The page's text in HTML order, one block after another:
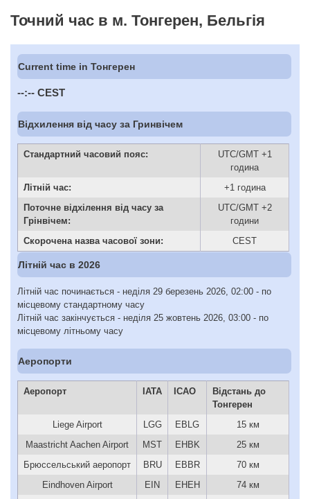
Точний час в м. Тонгерен, Бельгія
Current time in Тонгерен
--:-- CEST
Відхилення від часу за Гринвічем
Стандартний часовий пояс:
UTC/GMT +1
година
Літній час:
+1 година
Поточне відхілення від часу за
Грінвічем:
UTC/GMT +2
години
Скорочена назва часової зони:
CEST
Літній час в 2026
Літній час починається - неділя 29 березень 2026, 02:00 - по
місцевому стандартному часу
Літній час закінчується - неділя 25 жовтень 2026, 03:00 - по
місцевому літньому часу
Аеропорти
Аеропорт IATA ICAO
Відстань до
Тонгерен
Liege Airport
LGG EBLG
15 км
Maastricht Aachen Airport
MST EHBK
25 км
Брюссельський аеропорт
BRU EBBR
70 км
Eindhoven Airport
EIN EHEH
74 км